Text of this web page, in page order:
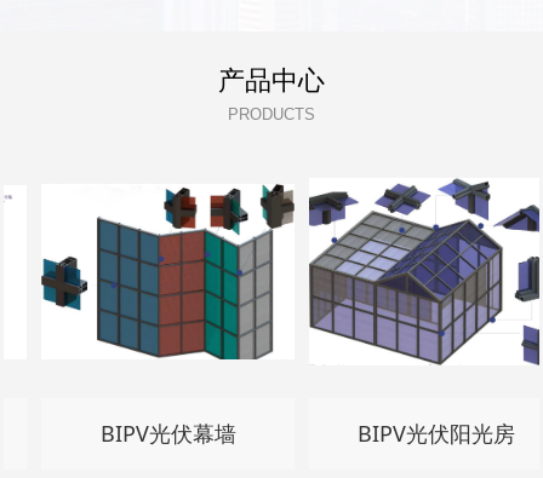
产品中心
PRODUCTS
BIPV光伏幕墙 BIPV光伏阳光房